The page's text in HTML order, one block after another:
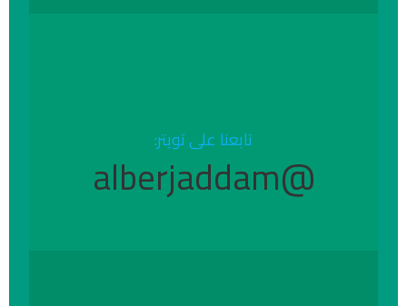
تابعنا على تويتر:
@alberjaddam